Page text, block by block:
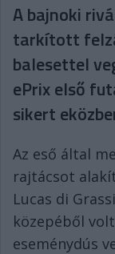
A bajnoki
tarkított
balesettel
ePrix első
sikert
Az eső által
rajtácsot
Lucas di
közepéből
eseménydús